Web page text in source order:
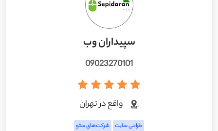
سپیداران وب
09023270101
واقع در تهران
طراحی سایت شرکت‌های سئو